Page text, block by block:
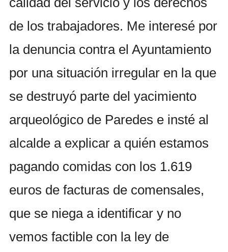
de los trabajadores. Me interesé por
la denuncia contra el Ayuntamiento
por una situación irregular en la que
se destruyó parte del yacimiento
arqueológico de Paredes e insté al
alcalde a explicar a quién estamos
pagando comidas con los 1.619
euros de facturas de comensales,
que se niega a identificar y no
vemos factible con la ley de